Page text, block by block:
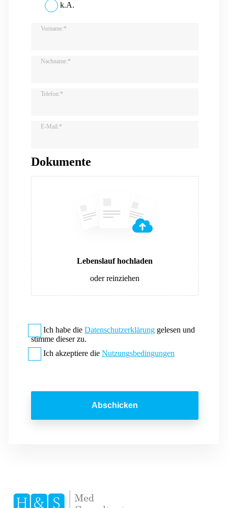
k.A.
Vorname:*
Nachname:*
Telefon:*
E-Mail:*
Dokumente
Lebenslauf hochladen
oder reinziehen
Ich habe die Datenschutzerklärung gelesen und
stimme dieser zu.
Ich akzeptiere die Nutzungsbedingungen
Abschicken